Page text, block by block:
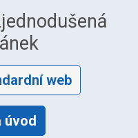
web
úvod